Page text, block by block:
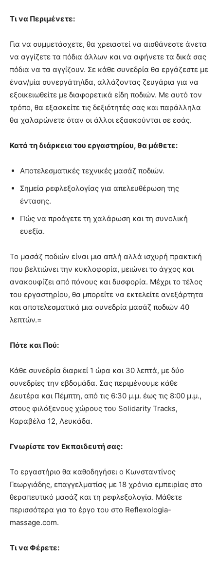
Τι να Περιμένετε:
Για να συμμετάσχετε, θα χρειαστεί να αισθάνεστε άνετα
να αγγίζετε τα πόδια άλλων και να αφήνετε τα δικά σας
πόδια να τα αγγίζουν. Σε κάθε συνεδρία θα εργάζεστε με
έναν/μία συνεργάτη/ιδα, αλλάζοντας ζευγάρια για να
εξοικειωθείτε με διαφορετικά είδη ποδιών. Με αυτό τον
τρόπο, θα εξασκείτε τις δεξιότητές σας και παράλληλα
θα χαλαρώνετε όταν οι άλλοι εξασκούνται σε εσάς.
Κατά τη διάρκεια του εργαστηρίου, θα μάθετε:
Αποτελεσματικές τεχνικές μασάζ ποδιών.
Σημεία ρεφλεξολογίας για απελευθέρωση της
έντασης.
Πώς να προάγετε τη χαλάρωση και τη συνολική
ευεξία.
Το μασάζ ποδιών είναι μια απλή αλλά ισχυρή πρακτική
που βελτιώνει την κυκλοφορία, μειώνει το άγχος και
ανακουφίζει από πόνους και δυσφορία. Μέχρι το τέλος
του εργαστηρίου, θα μπορείτε να εκτελείτε ανεξάρτητα
και αποτελεσματικά μια συνεδρία μασάζ ποδιών 40
λεπτών.=
Πότε και Πού:
Κάθε συνεδρία διαρκεί 1 ώρα και 30 λεπτά, με δύο
συνεδρίες την εβδομάδα. Σας περιμένουμε κάθε
Δευτέρα και Πέμπτη, από τις 6:30 μ.μ. έως τις 8:00 μ.μ.,
στους φιλόξενους χώρους του Solidarity Tracks,
Καραβέλα 12, Λευκάδα.
Γνωρίστε τον Εκπαιδευτή σας:
Το εργαστήριο θα καθοδηγήσει ο Κωνσταντίνος
Γεωργιάδης, επαγγελματίας με 18 χρόνια εμπειρίας στο
θεραπευτικό μασάζ και τη ρεφλεξολογία. Μάθετε
περισσότερα για το έργο του στο Reflexologia-
massage.com.
Τι να Φέρετε: